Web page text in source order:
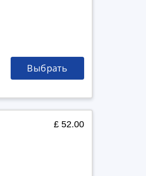
Выбрать
£ 52.00